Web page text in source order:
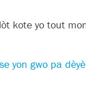
kote yo tout
yon gwo pa